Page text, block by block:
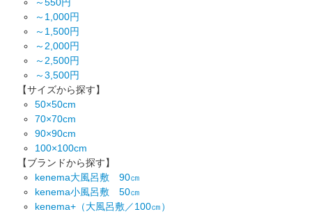
～1,000円
～1,500円
～2,000円
～2,500円
～3,500円
【サイズから探す】
50×50cm
70×70cm
90×90cm
100×100cm
【ブランドから探す】
kenema大風呂敷 90㎝
kenema小風呂敷 50㎝
kenema+（大風呂敷／100㎝）